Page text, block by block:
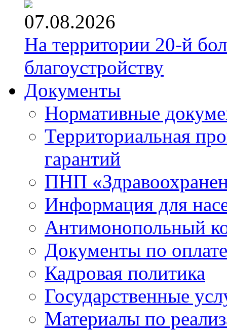
07.08.2026
На территории 20-й
благоустройству
Документы
Нормативные
Территориальная
гарантий
ПНП
Информация для
Антимонопольный
Документы по
Кадровая политика
Государственные
Материалы по